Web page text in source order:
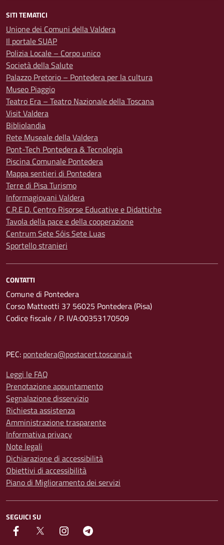
SITI TEMATICI
Unione dei Comuni della Valdera
Il portale SUAP
Polizia Locale – Corpo unico
Società della Salute
Palazzo Pretorio – Pontedera per la cultura
Museo Piaggio
Teatro Era – Teatro Nazionale della Toscana
Visit Valdera
Bibliolandia
Rete Museale della Valdera
Pont-Tech Pontedera & Tecnologia
Piscina Comunale Pontedera
Mappa sentieri di Pontedera
Terre di Pisa Turismo
Informagiovani Valdera
C.R.E.D. Centro Risorse Educative e Didattiche
Tavola della pace e della cooperazione
Centrum Sete Sóis Sete Luas
Sportello stranieri
CONTATTI
Comune di Pontedera
Corso Matteotti 37 56025 Pontedera (Pisa)
Codice fiscale / P. IVA:00353170509
PEC: pontedera@postacert.toscana.it
Leggi le FAQ
Prenotazione appuntamento
Segnalazione disservizio
Richiesta assistenza
Amministrazione trasparente
Informativa privacy
Note legali
Dichiarazione di accessibilità
Obiettivi di accessibilità
Piano di Miglioramento dei servizi
SEGUICI SU
facebook Twitter instagram